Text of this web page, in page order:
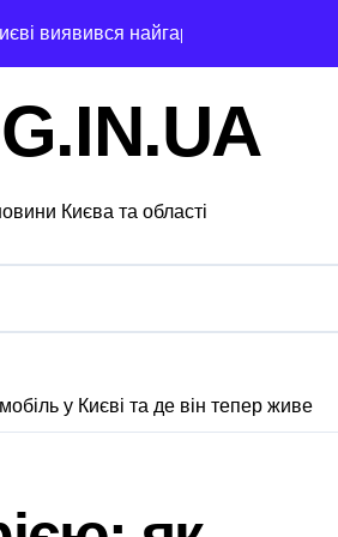
виявився найгарячішим
завищену ціну на УЗД на 6 млн грн
вирубкою лісу
критика політики безпеки Києва
після втрати вагітності після
Києва та області
у Києві та де він тепер живе